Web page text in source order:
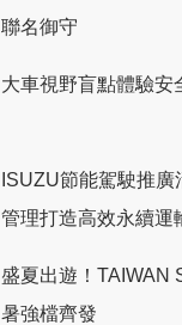
聯名御守
大車視野盲點體驗安
ISUZU節能駕駛推
管理打造高效永續運
盛夏出遊！TAIWAN
暑強檔齊發